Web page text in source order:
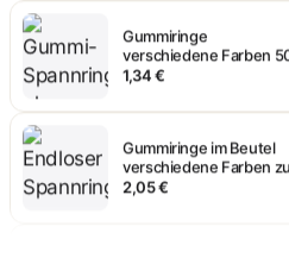
verschiedene Farben 50
Gramm Beutel
1,34 €
verschiedene Farben zu
100 Gramm
2,05 €